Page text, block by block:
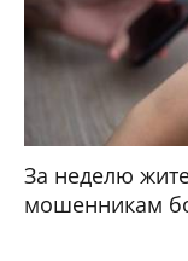
За неделю
мошенникам